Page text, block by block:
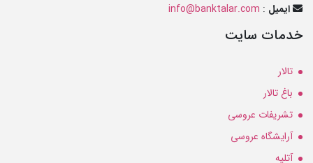
ایمیل :
info@banktalar.com
خدمات سایت
تالار
باغ تالار
تشریفات عروسی
آرایشگاه عروسی
آتلیه